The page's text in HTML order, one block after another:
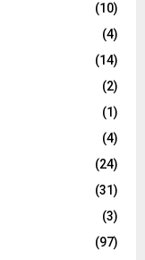
(10)
(4)
(14)
(2)
(1)
(4)
(24)
(31)
(3)
(97)